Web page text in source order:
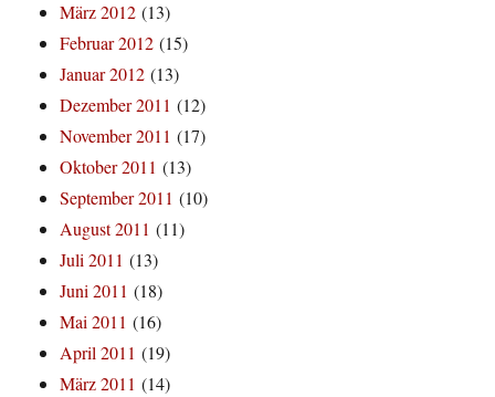
März 2012 (13)
Februar 2012 (15)
Januar 2012 (13)
Dezember 2011 (12)
November 2011 (17)
Oktober 2011 (13)
September 2011 (10)
August 2011 (11)
Juli 2011 (13)
Juni 2011 (18)
Mai 2011 (16)
April 2011 (19)
März 2011 (14)